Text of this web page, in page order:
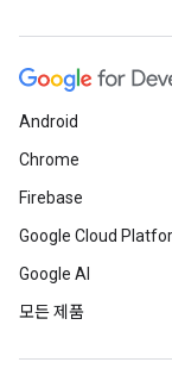
Android
Chrome
Firebase
Google Cloud
Google AI
모든 제품